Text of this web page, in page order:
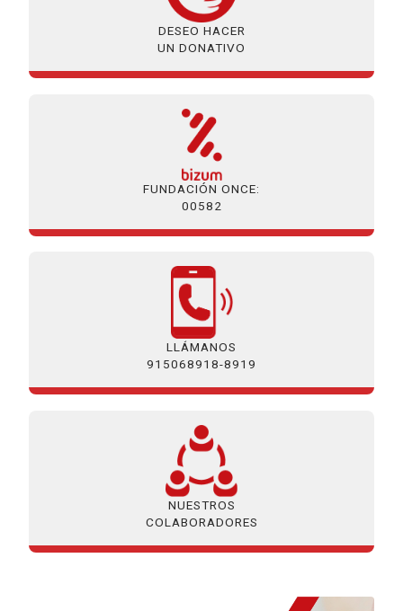
DESEO HACER
UN DONATIVO
FUNDACIÓN ONCE:
00582
LLÁMANOS
915068918-8919
NUESTROS
COLABORADORES